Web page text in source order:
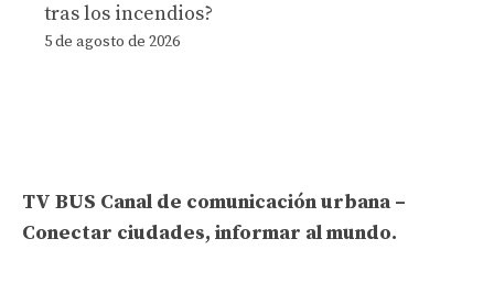
tras los incendios?
5 de agosto de 2026
TV BUS Canal de comunicación urbana –
Conectar ciudades, informar al mundo.